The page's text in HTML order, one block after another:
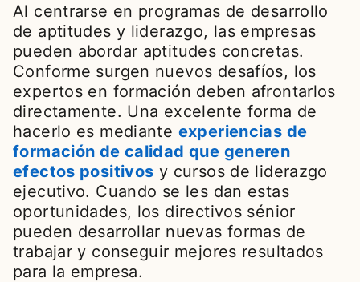
Al centrarse en programas de desarrollo
de aptitudes y liderazgo, las empresas
pueden abordar aptitudes concretas.
Conforme surgen nuevos desafíos, los
expertos en formación deben afrontarlos
directamente. Una excelente forma de
hacerlo es mediante experiencias de
formación de calidad que generen
efectos positivos opens in a new tab
y cursos de liderazgo
ejecutivo. Cuando se les dan estas
oportunidades, los directivos sénior
pueden desarrollar nuevas formas de
trabajar y conseguir mejores resultados
para la empresa.